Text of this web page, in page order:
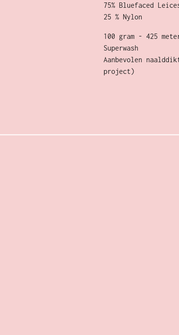
75% Bluefaced
25 % Nylon
100 gram - 425
Superwash
Aanbevolen
project)